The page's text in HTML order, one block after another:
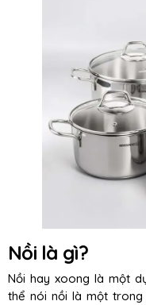
Nồi là gì?
Nồi hay xoong là một
thể nói nồi là một